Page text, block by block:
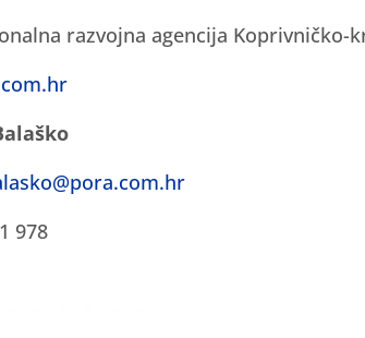
razvojna agencija Koprivničko-
978